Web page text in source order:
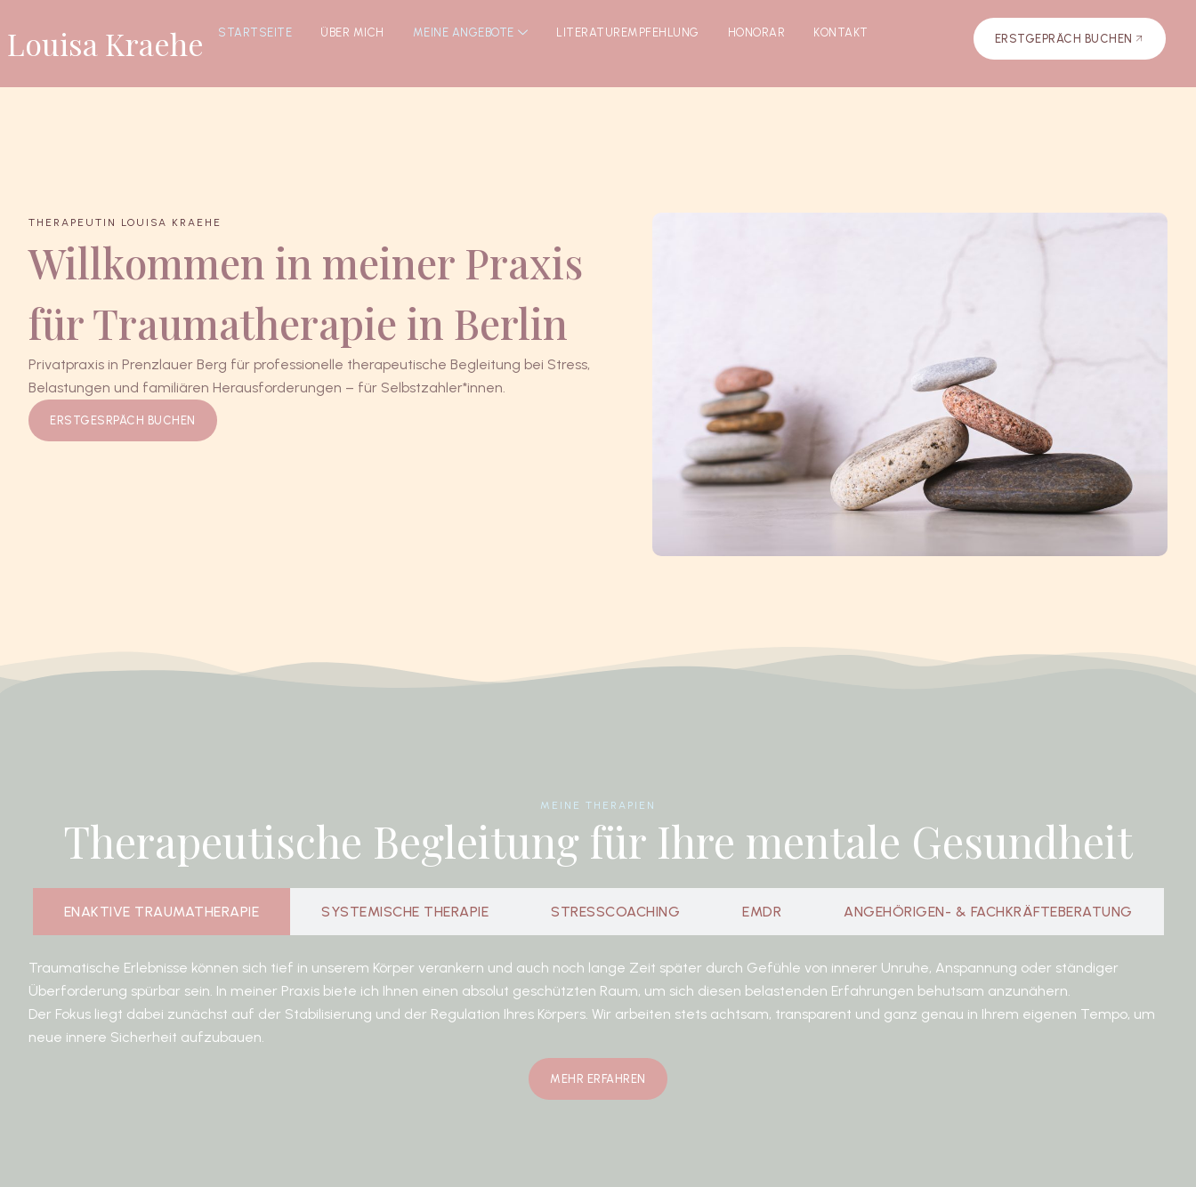
Louisa Kraehe STARTSEITE ÜBER MICH MEINE ANGEBOTE LITERATUREMPFEHLUNG HONORAR KONTAKT ERSTGEPRÄCH BUCHEN
THERAPEUTIN LOUISA KRAEHE
Willkommen in meiner Praxis
für Traumatherapie in Berlin
Privatpraxis in Prenzlauer Berg für professionelle therapeutische Begleitung bei Stress,
Belastungen und familiären Herausforderungen – für Selbstzahler*innen.
ERSTGESRPÄCH BUCHEN
MEINE THERAPIEN
Therapeutische Begleitung für Ihre mentale Gesundheit
ENAKTIVE TRAUMATHERAPIE SYSTEMISCHE THERAPIE STRESSCOACHING EMDR ANGEHÖRIGEN- & FACHKRÄFTEBERATUNG
Traumatische Erlebnisse können sich tief in unserem Körper verankern und auch noch lange Zeit später durch Gefühle von innerer Unruhe, Anspannung oder ständiger
Überforderung spürbar sein. In meiner Praxis biete ich Ihnen einen absolut geschützten Raum, um sich diesen belastenden Erfahrungen behutsam anzunähern.
Der Fokus liegt dabei zunächst auf der Stabilisierung und der Regulation Ihres Körpers. Wir arbeiten stets achtsam, transparent und ganz genau in Ihrem eigenen Tempo, um
neue innere Sicherheit aufzubauen.
MEHR ERFAHREN